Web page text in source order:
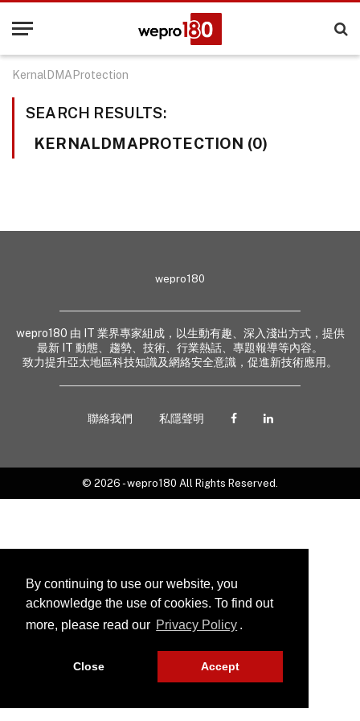
By continuing to use our website, you
acknowledge the use of cookies. To find out
more, please read our Privacy Policy .
Close Accept
KernalDMAProtection
SEARCH RESULTS:
KERNALDMAPROTECTION (0)
wepro180
wepro180 由 IT 業界專家組成，以生動有趣、深入淺出方式，提供
最新 IT 動態、趨勢、技術、行業熱話、專題報導等內容。
致力提升亞太地區科技知識及網絡安全意識，促進新技術應用。
聯絡我們 私隱聲明
© 2026 - wepro180 All Rights Reserved.